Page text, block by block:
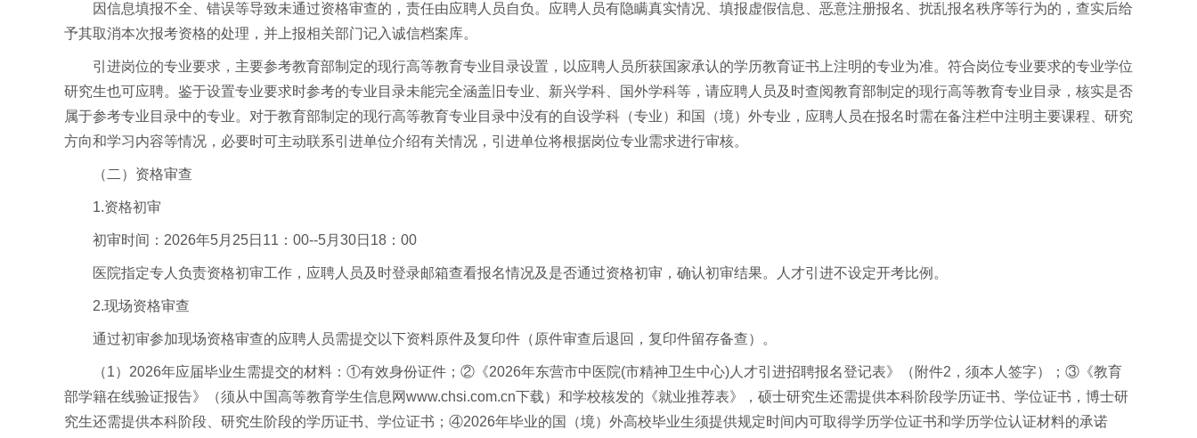
因信息填报不全、错误等导致未通过资格审查的，责任由应聘人员自负。应聘人员有隐瞒真实情况、填报虚假信息、恶意注册报名、扰乱报名秩序等行为的，查实后给
予其取消本次报考资格的处理，并上报相关部门记入诚信档案库。
引进岗位的专业要求，主要参考教育部制定的现行高等教育专业目录设置，以应聘人员所获国家承认的学历教育证书上注明的专业为准。符合岗位专业要求的专业学位
研究生也可应聘。鉴于设置专业要求时参考的专业目录未能完全涵盖旧专业、新兴学科、国外学科等，请应聘人员及时查阅教育部制定的现行高等教育专业目录，核实是否
属于参考专业目录中的专业。对于教育部制定的现行高等教育专业目录中没有的自设学科（专业）和国（境）外专业，应聘人员在报名时需在备注栏中注明主要课程、研究
方向和学习内容等情况，必要时可主动联系引进单位介绍有关情况，引进单位将根据岗位专业需求进行审核。
（二）资格审查
1.资格初审
初审时间：2026年5月25日11：00--5月30日18：00
医院指定专人负责资格初审工作，应聘人员及时登录邮箱查看报名情况及是否通过资格初审，确认初审结果。人才引进不设定开考比例。
2.现场资格审查
通过初审参加现场资格审查的应聘人员需提交以下资料原件及复印件（原件审查后退回，复印件留存备查）。
（1）2026年应届毕业生需提交的材料：①有效身份证件；②《2026年东营市中医院(市精神卫生中心)人才引进招聘报名登记表》（附件2，须本人签字）；③《教育
部学籍在线验证报告》（须从中国高等教育学生信息网www.chsi.com.cn下载）和学校核发的《就业推荐表》，硕士研究生还需提供本科阶段学历证书、学位证书，博士研
究生还需提供本科阶段、研究生阶段的学历证书、学位证书；④2026年毕业的国（境）外高校毕业生须提供规定时间内可取得学历学位证书和学历学位认证材料的承诺